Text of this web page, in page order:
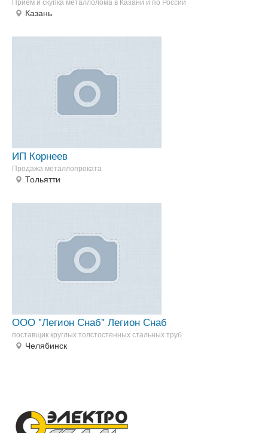
Казань
ИП Корнеев
Продажа металлопроката
Тольятти
ООО "Легион Снаб" Легион Снаб
поставщик круглых толстостенных стальных труб
Челябинск